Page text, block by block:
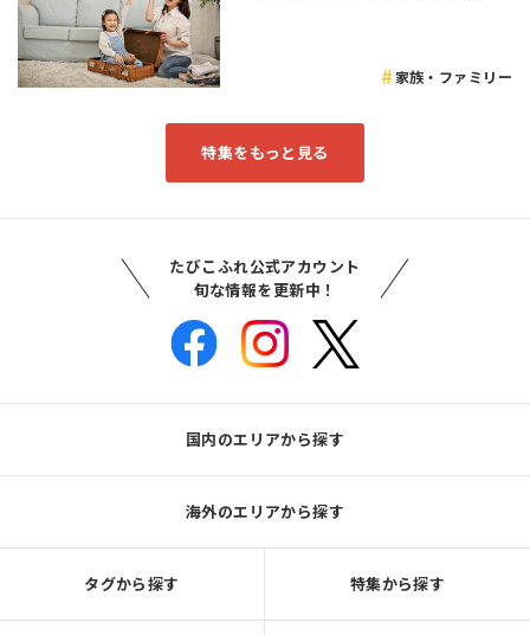
家族・ファミリー
特集をもっと見る
たびこふれ公式アカウント
旬な情報を更新中！
国内のエリアから探す
海外のエリアから探す
タグから探す 特集から探す